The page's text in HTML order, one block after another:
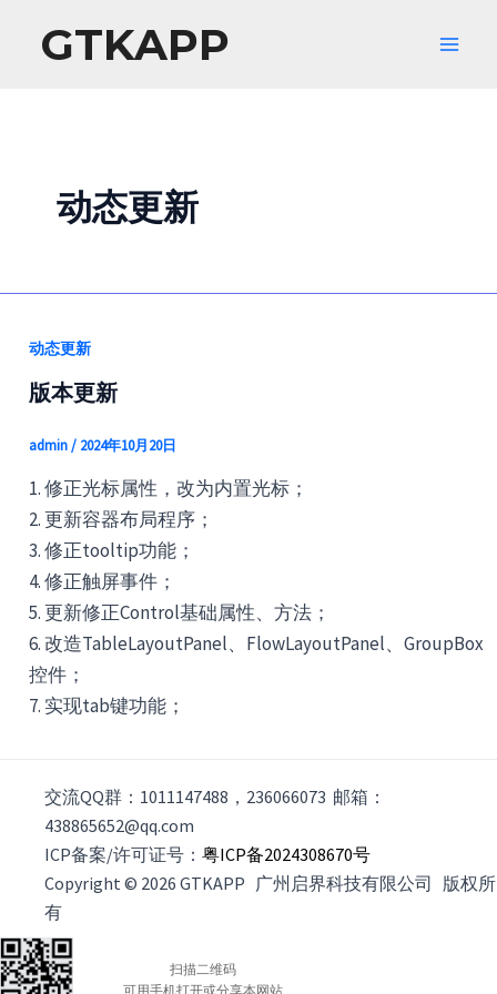
GTKAPP
动态更新
动态更新
版本更新
admin/ 2024年10月20日
1. 修正光标属性，改为内置光标；
2. 更新容器布局程序；
3. 修正tooltip功能；
4. 修正触屏事件；
5. 更新修正Control基础属性、方法；
6. 改造TableLayoutPanel、FlowLayoutPanel、GroupBox
控件；
7. 实现tab键功能；
交流QQ群：1011147488，236066073 邮箱：
438865652@qq.com
ICP备案/许可证号： 粤ICP备2024308670号
Copyright © 2026 GTKAPP 广州启界科技有限公司 版权所
有
扫描二维码
可用手机打开或分享本网站